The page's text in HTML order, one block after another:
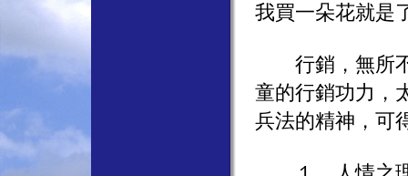
我買一朵花就是
行銷，無所不
童的行銷功力，
兵法的精神，可